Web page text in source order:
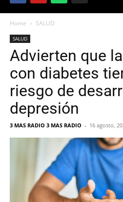
Home SALUD
SALUD
Advierten que
con diabetes
riesgo de
depresión
3 MAS RADIO 3 MAS RADIO - 16 agosto,